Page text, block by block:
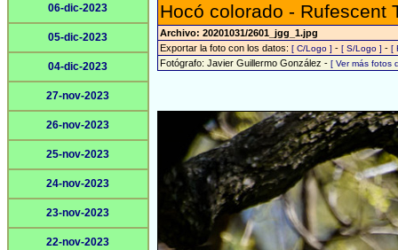
06-dic-2023
05-dic-2023
04-dic-2023
27-nov-2023
26-nov-2023
25-nov-2023
24-nov-2023
23-nov-2023
22-nov-2023
Hocó colorado - Rufescent
Archivo: 20201031/2601_jgg_1.jpg
Exportar la foto con los datos: [ C/Logo ] - [ S/Logo ] - [
Fotógrafo: Javier Guillermo González - [ Ver más fotos